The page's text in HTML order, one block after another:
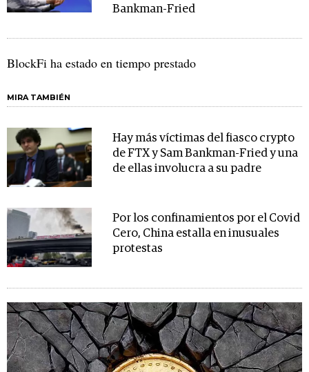
Bankman-Fried
BlockFi ha estado en tiempo prestado
MIRA TAMBIÉN
Hay más víctimas del fiasco crypto
de FTX y Sam Bankman-Fried y una
de ellas involucra a su padre
Por los confinamientos por el Covid
Cero, China estalla en inusuales
protestas